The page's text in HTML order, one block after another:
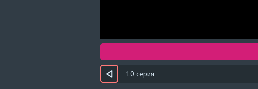
10 серия